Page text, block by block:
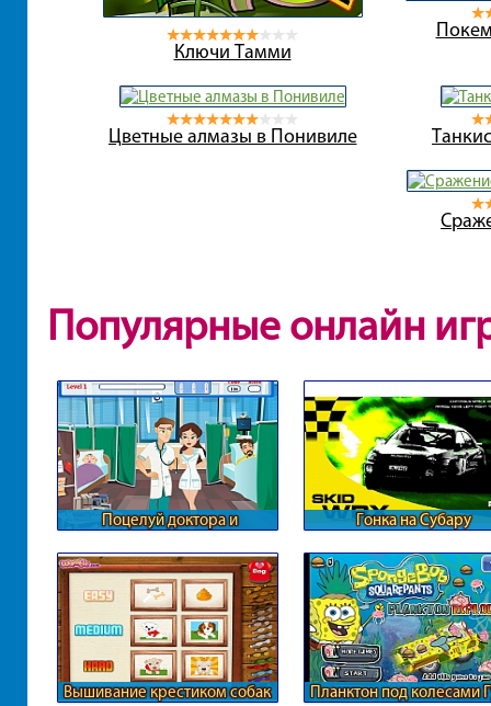
Ключи Тамми
Цветные алмазы в Понивиле
Популярные онлайн
Поцелуй доктора и
Гонка на Субару
Вышивание крестиком собак
Планктон под колесами